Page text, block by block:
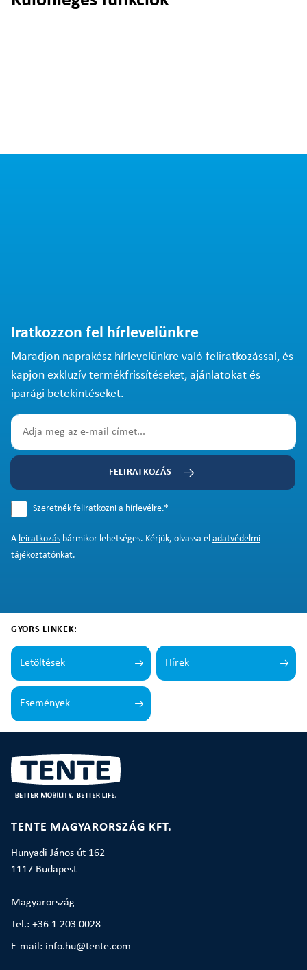
Iratkozzon fel hírlevelünkre
Maradjon naprakész hírlevelünkre való feliratkozással, és
kapjon exkluzív termékfrissítéseket, ajánlatokat és
iparági betekintéseket.
FELIRATKOZÁS
Szeretnék feliratkozni a hírlevélre.*
A leiratkozás bármikor lehetséges. Kérjük, olvassa el adatvédelmi
tájékoztatónkat.
GYORS LINKEK:
Letöltések Hírek
Események
TENTE MAGYARORSZÁG KFT.
Hunyadi János út 162
1117 Budapest
Magyarország
Tel.: +36 1 203 0028
E-mail: info.hu@tente.com